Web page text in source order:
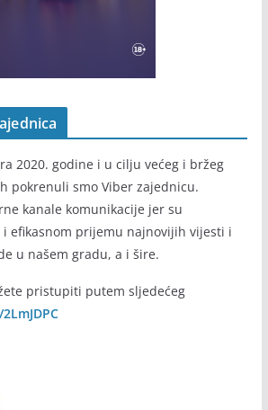
2020. godine i u cilju većeg i bržeg
pokrenuli smo Viber zajednicu.
kanale komunikacije jer su
efikasnom prijemu najnovijih vijesti i
u našem gradu, a i šire.
pristupiti putem sljedećeg